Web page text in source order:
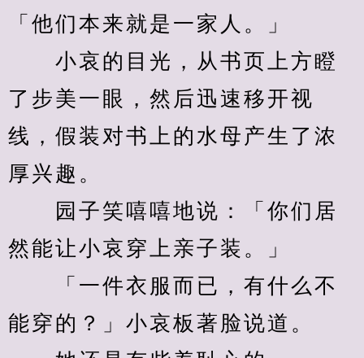
「他们本来就是一家人。」
小哀的目光，从书页上方瞪
了步美一眼，然后迅速移开视
线，假装对书上的水母产生了浓
厚兴趣。
园子笑嘻嘻地说：「你们居
然能让小哀穿上亲子装。」
「一件衣服而已，有什么不
能穿的？」小哀板著脸说道。